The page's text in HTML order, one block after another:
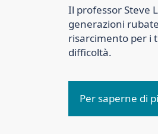
Il professor Steve
generazioni
risarcimento per i
difficoltà.
Per saperne di